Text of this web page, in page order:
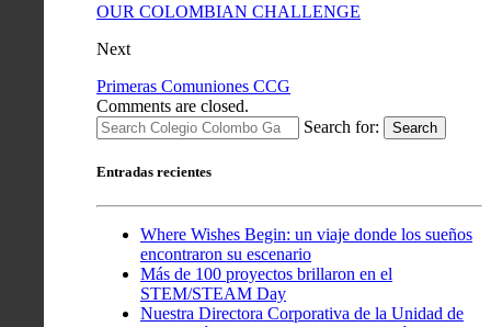
OUR COLOMBIAN CHALLENGE
Next
Primeras Comuniones CCG
Comments are closed.
Search for:
Search
Entradas recientes
Where Wishes Begin: un viaje donde los sueños
encontraron su escenario
Más de 100 proyectos brillaron en el
STEM/STEAM Day
Nuestra Directora Corporativa de la Unidad de